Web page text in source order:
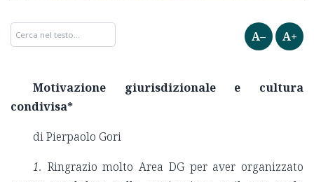
A– A+
Motivazione giurisdizionale e cultura
condivisa*
di Pierpaolo Gori
1. Ringrazio molto Area DG per aver organizzato